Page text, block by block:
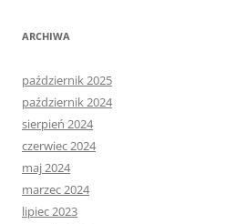
ARCHIWA
październik 2025
październik 2024
sierpień 2024
czerwiec 2024
maj 2024
marzec 2024
lipiec 2023